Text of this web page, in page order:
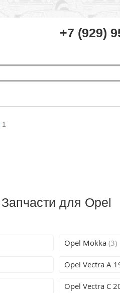
+7 (929)
1
Запчасти для Opel
Opel Mokka (3)
Opel Vectra A
Opel Vectra C